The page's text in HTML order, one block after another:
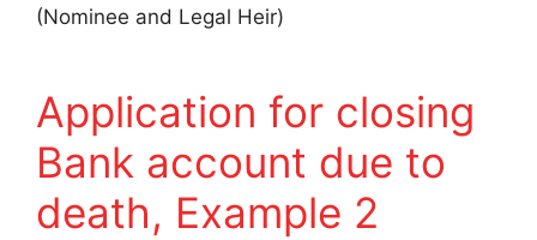
(Nominee and Legal Heir)
Application for closing
Bank account due to
death, Example 2